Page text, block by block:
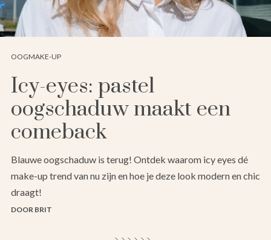
OOGMAKE-UP
Icy-eyes: pastel
oogschaduw maakt een
comeback
Blauwe oogschaduw is terug! Ontdek waarom icy eyes dé
make-up trend van nu zijn en hoe je deze look modern en chic
draagt!
DOOR BRIT